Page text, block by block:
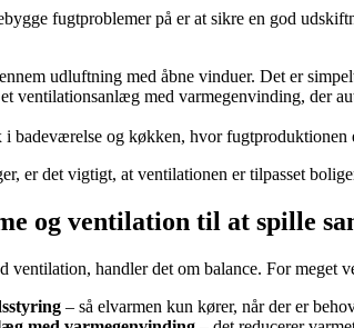
fugtproblemer på er at sikre en god
udluftning med åbne vinduer. Det er
ventilationsanlæg med varmegenvinding, der
i badeværelse og køkken, hvor fugtproduktionen
er det vigtigt, at ventilationen er tilpasset
og ventilation til at spille
ventilation, handler det om balance. For
– så elvarmen kun kører, når der er